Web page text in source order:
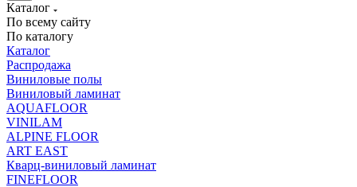
Каталог
По всему сайту
По каталогу
Каталог
Распродажа
Виниловые полы
Виниловый ламинат
AQUAFLOOR
VINILAM
ALPINE FLOOR
ART EAST
Кварц-виниловый ламинат
FINEFLOOR